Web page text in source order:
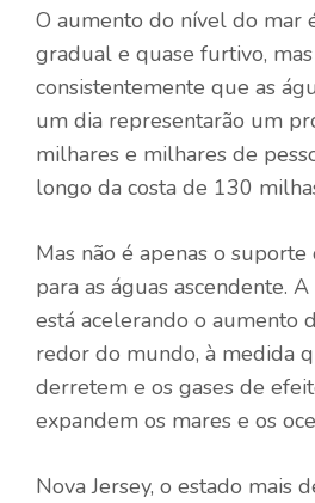
O aumento do nível do mar
gradual e quase furtivo,
consistentemente que as
um dia representarão um
milhares e milhares de
longo da costa de 130
Mas não é apenas o suporte
para as águas ascendente.
está acelerando o aumento
redor do mundo, à medida
derretem e os gases de
expandem os mares e os
Nova Jersey, o estado mais